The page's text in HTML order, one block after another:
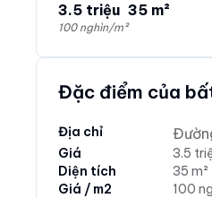
3.5 triệu
100 nghìn/m²
35 m²
Đặc điểm của
Địa chỉ
Giá
3.5
Diện tích
35 m²
Giá / m2
100